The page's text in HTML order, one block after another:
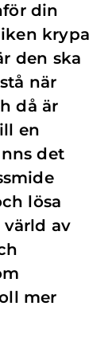
din
krypa
den ska
när
då är
en
det
lösa
värld av
mer